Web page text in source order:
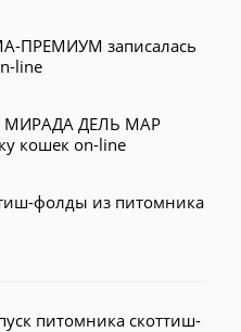
ПРЕМИУМ записалась
line
ДЕЛЬ МАР
кошек on-line
фолды из питомника
питомника скоттиш-